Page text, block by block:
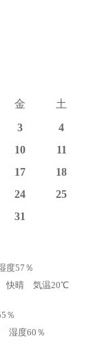
金
土
3
4
10
11
17
18
24
25
31
57％
快晴 気温20℃
％
湿度60％